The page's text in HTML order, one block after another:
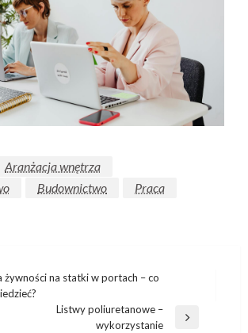
Aranżacja wnętrza
Budownictwo Praca
żywności na statki w portach – co
Listwy poliuretanowe –
wykorzystanie